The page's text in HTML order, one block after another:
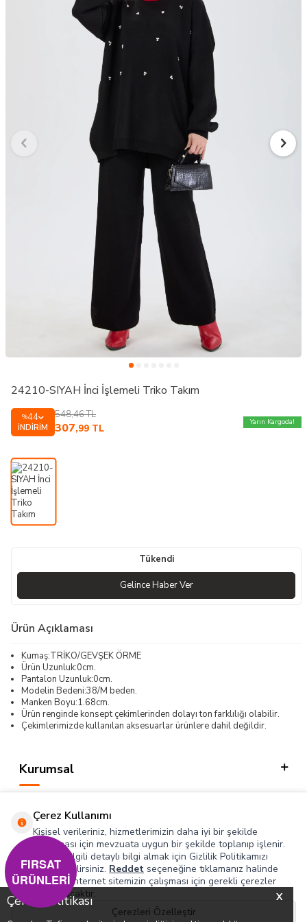
X
Çerez Politikası
24210-SIYAH İnci İşlemeli Triko Takım
%44
İNDIRIM
548,46TL
307,99 TL
Yarın Kargoda!
Tükendi
Gelince Haber Ver
Ürün Açıklaması
Kumaş:TRİKO/GEVŞEK ÖRME
Ürün Uzunluk:0cm.
Pantalon Uzunluk:0cm.
Modelin Bedeni:38/M beden.
Manken Boyu:1.68cm.
Ürün renginde konsept çekimlerinden dolayı ton farklılığı olabilir.
Çekimlerimizde kullanılan aksesuarlar ürünlere dahil değildir.
Kurumsal
Hızlı Erişim
Sosyal
Adres & İletişim
Çerez Kullanımı
Kişisel verileriniz, hizmetlerimizin daha iyi bir şekilde
sunulması için mevzuata uygun bir şekilde toplanıp işlenir.
Konuyla ilgili detaylı bilgi almak için Gizlilik Politikamızı
inceleyebilirsiniz. Reddet seçeneğine tıklamanız halinde
yalnızca internet sitemizin çalışması için gerekli çerezler
kullanılacaktır.
Çerezleri Özelleştir
FIRSAT
ÜRÜNLERİ